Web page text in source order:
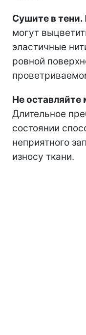
Сушите в тени.
могут
эластичные
ровной
Не
Длительное
состоянии
неприятного
износу ткани.